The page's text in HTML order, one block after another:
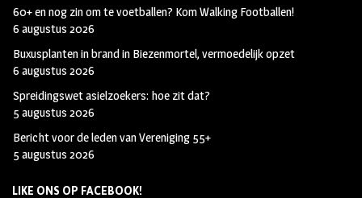
60+ en nog zin om te voetballen? Kom Walking Footballen!
6 augustus 2026
Buxusplanten in brand in Biezenmortel, vermoedelijk opzet
6 augustus 2026
Spreidingswet asielzoekers: hoe zit dat?
5 augustus 2026
Bericht voor de leden van Vereniging 55+
5 augustus 2026
LIKE ONS OP FACEBOOK!